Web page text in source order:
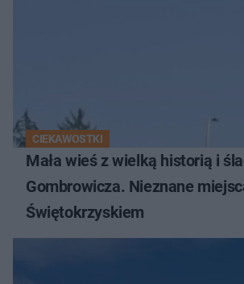
CIEKAWOSTKI
Mała wieś z wielką historią i
Gombrowicza. Nieznane
Świętokrzyskiem